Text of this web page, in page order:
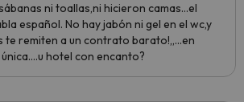
ni toallas,ni hicieron camas...el
español. No hay jabón ni gel en el wc,y
te remiten a un contrato barato!,,...en
hotel con encanto?